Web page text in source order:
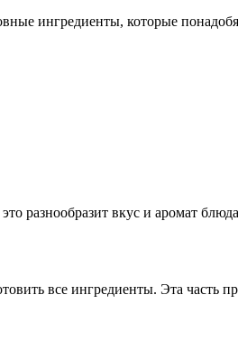
ингредиенты, которые
разнообразит вкус и аромат
все ингредиенты. Эта часть